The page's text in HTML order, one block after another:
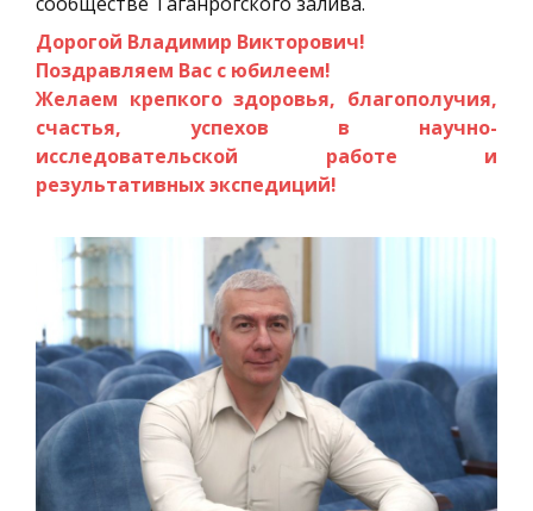
Дорогой Владимир Викторович!
Поздравляем Вас с юбилеем!
Желаем крепкого здоровья, благополучия,
счастья, успехов в научно-
исследовательской работе и
результативных экспедиций!